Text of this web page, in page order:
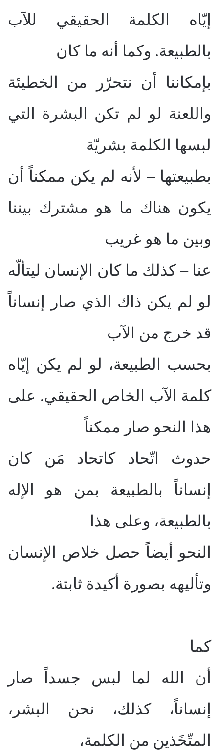
إيّاه الكلمة الحقيقي للآب
بالطبيعة. وكما أنه ما كان
بإمكاننا أن نتحرّر من الخطيئة
واللعنة لو لم تكن البشرة التي
لبسها الكلمة بشريّة
بطبيعتها – لأنه لم يكن ممكناً أن
يكون هناك ما هو مشترك بيننا
وبين ما هو غريب
عنا – كذلك ما كان الإنسان ليتألّه
لو لم يكن ذاك الذي صار إنساناً
قد خرج من الآب
بحسب الطبيعة، لو لم يكن إيّاه
كلمة الآب الخاص الحقيقي. على
هذا النحو صار ممكناً
حدوث اتّحاد كاتحاد مَن كان
إنساناً بالطبيعة بمن هو الإله
بالطبيعة، وعلى هذا
النحو أيضاً حصل خلاص الإنسان
وتأليهه بصورة أكيدة ثابتة.
كما
أن الله لما لبس جسداً صار
إنساناً، كذلك، نحن البشر،
المتّخَذين من الكلمة،